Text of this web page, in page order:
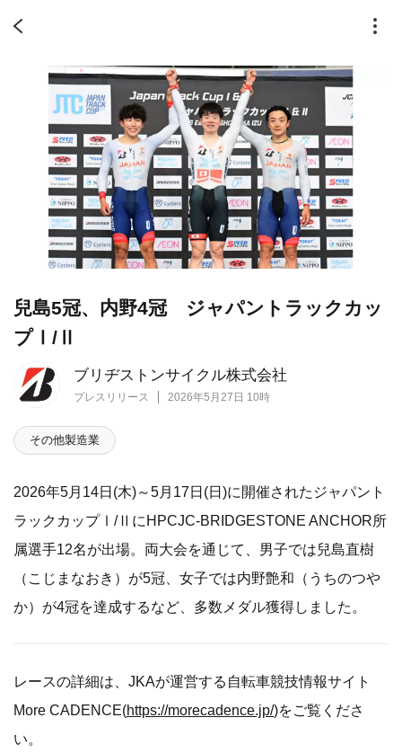
ブリヂストンサイクル株式会社
プレスリリース 2026年5月27日 10時
兒島5冠、内野4冠 ジャパントラックカッ
プⅠ/Ⅱ
その他製造業
2026年5月14日(木)～5月17日(日)に開催されたジャパント
ラックカップⅠ/ⅡにHPCJC-BRIDGESTONE ANCHOR所
属選手12名が出場。両大会を通じて、男子では兒島直樹
（こじまなおき）が5冠、女子では内野艶和（うちのつや
か）が4冠を達成するなど、多数メダル獲得しました。
レースの詳細は、JKAが運営する自転車競技情報サイト
More CADENCE(https://morecadence.jp/)をご覧くださ
い。